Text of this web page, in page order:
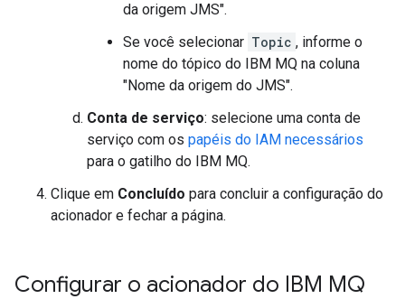
da origem JMS".
Se você selecionar Topic , informe o
nome do tópico do IBM MQ na coluna
"Nome da origem do JMS".
Conta de serviço: selecione uma conta de
serviço com os papéis do IAM necessários
para o gatilho do IBM MQ.
Clique em Concluído para concluir a configuração do
acionador e fechar a página.
Configurar o acionador do IBM MQ